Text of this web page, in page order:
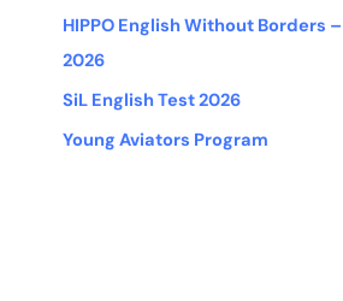
HIPPO English Without Borders
2026
SiL English Test 2026
Young Aviators Program